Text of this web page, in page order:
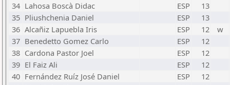
34 Lahosa Boscà Didac ESP
13
35 Pliushchenia Daniel ESP
13
36 Alcañiz Lapuebla Iris ESP 12
w
37 Benedetto Gomez Carlo ESP
12
38 Cardona Pastor Joel ESP
12
39 El Faiz Ali ESP
12
40 Fernández Ruíz José Daniel ESP
12